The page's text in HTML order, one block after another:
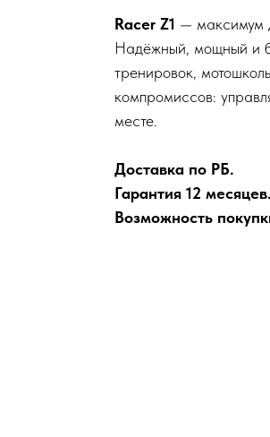
Racer Z1 — максимум
Надёжный, мощный и
тренировок,
компромиссов:
месте.
Доставка по РБ.
Гарантия 12 месяцев.
Возможность